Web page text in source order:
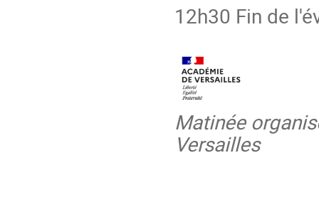
12h30 Fin de
Matinée
Versailles